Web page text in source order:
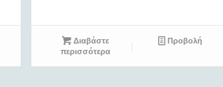
Διαβάστε
περισσότερα
Προβολή